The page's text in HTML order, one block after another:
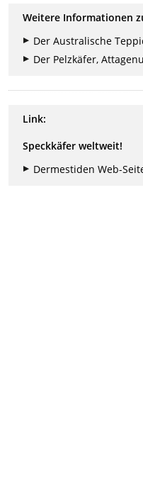
Weitere Informationen
Der Australische
Der Pelzkäfer,
Link:
Speckkäfer weltweit!
Dermestiden Web-